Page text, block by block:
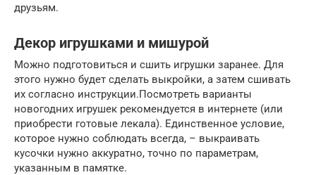
друзьям.
Декор игрушками и мишурой
Можно подготовиться и сшить игрушки заранее. Для
этого нужно будет сделать выкройки, а затем сшивать
их согласно инструкции.Посмотреть варианты
новогодних игрушек рекомендуется в интернете (или
приобрести готовые лекала). Единственное условие,
которое нужно соблюдать всегда, – выкраивать
кусочки нужно аккуратно, точно по параметрам,
указанным в памятке.